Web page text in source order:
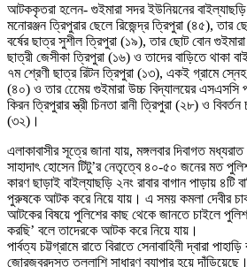
আটককৃতরা হলেন- গুইমারা সদর ইউনিয়নের বাইল্যাছড়ি
মনোরঞ্জন ত্রিপুরার ছেলে রিজেন্দ্র ত্রিপুরা (৪৫), তার
বর্ষের ছাত্র সুশীল ত্রিপুরা (১৯), তার ছোট বোন
ছাত্রী জেসীকা ত্রিপুরা (১৬) ও তাদের বাড়িতে থাকা
৭ম শ্রেণী ছাত্র রিটন ত্রিপুরা (১৩), একই গ্রামে স্নেহ
(৪০) ও তার মেেেয় গুইমারা উচ্চ বিদ্যালয়ের এসএসসি
কিরন ত্রিপুরার স্ত্রী চিনতা রানী ত্রিপুরা (২৮) ও বিবর্তন
(৩২)।
এলাকাবাসীর সূত্রে জানা যায়, মঙ্গলবার দিবাগত
সাহাদাৎ হোসেন টিটু’র নেতৃত্বে ৪০-৫০ জনের মত
কারণ ছাড়াই বাইল্যাছড়ি ২নং রাবার বাগান পাড়ায়
পুরুষকে আটক করে নিয়ে যায়। এ সময় কমলা দেবীর
আটকের বিষয়ে পুলিশের কাছ থেকে জানতে চাইলে
করছি’ বলে তাদেরকে আটক করে নিয়ে যায়।
পার্বত্য চট্টগ্রামে রাতে বিরাতে সেনাবাহিনী দ্বারা
জোরজবরদস্ত তল্লাশি সাধারণ ব্যাপার হয়ে দাঁড়িয়েছে।